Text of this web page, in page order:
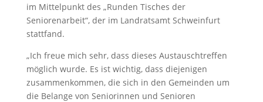
im Mittelpunkt des „Runden Tisches der
Seniorenarbeit“, der im Landratsamt Schweinfurt
stattfand.
„Ich freue mich sehr, dass dieses Austauschtreffen
möglich wurde. Es ist wichtig, dass diejenigen
zusammenkommen, die sich in den Gemeinden um
die Belange von Seniorinnen und Senioren